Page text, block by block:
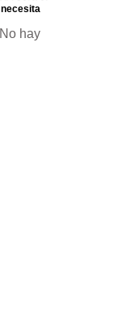
hay